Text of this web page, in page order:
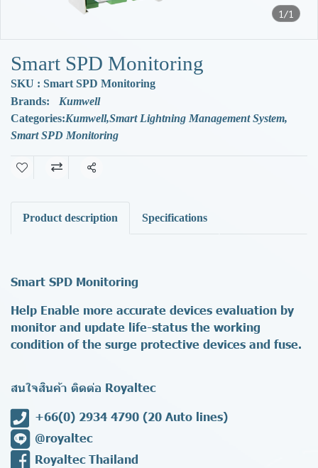
1/1
Smart SPD Monitoring
SKU : Smart SPD Monitoring
Brands:
Kumwell
Categories:Kumwell,Smart Lightning Management System,
Smart SPD Monitoring
Share
Product description Specifications
Smart SPD Monitoring
Help Enable more accurate devices evaluation by
monitor and update life-status the working
condition of the surge protective devices and fuse.
สนใจสินค้า ติดต่อ Royaltec
+66(0) 2934 4790 (20 Auto lines)
@royaltec
Royaltec Thailand